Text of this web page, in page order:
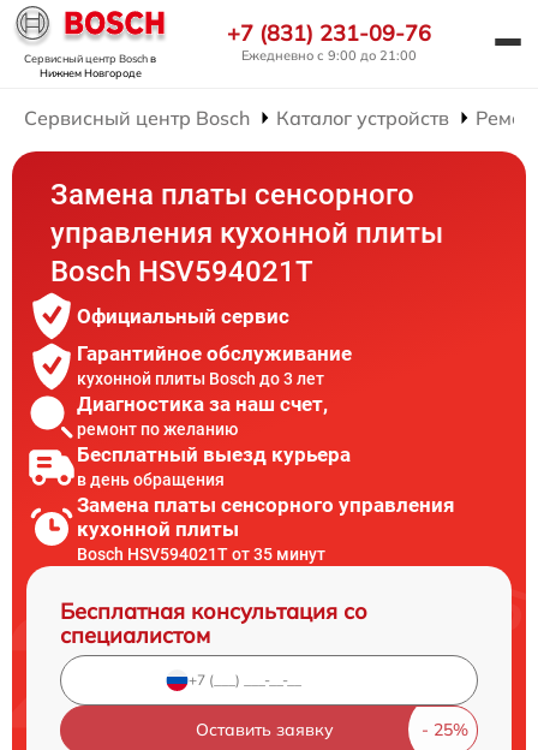
Сервисный центр Boschв
Нижнем Новгороде
+7 (831) 231-09-76
Ежедневно с 9:00 до 21:00
Сервисный центр Bosch Каталог устройств
Замена платы сенсорного
управления кухонной плиты
Bosch HSV594021T
Официальный сервис
Гарантийное обслуживание
кухонной плиты Bosch до 3 лет
Диагностика за наш счет,
ремонт по желанию
Бесплатный выезд курьера
в день обращения
Замена платы сенсорного управления
кухонной плиты
Bosch HSV594021T от 35 минут
Бесплатная консультация со
специалистом
Оставить заявку